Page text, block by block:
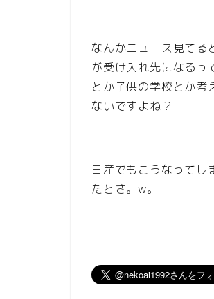
なんかニュース見てる
が受け入れ先になるっ
とか子供の学校とか考
ないですよね？
日産でもこうなってし
たとさ。w。